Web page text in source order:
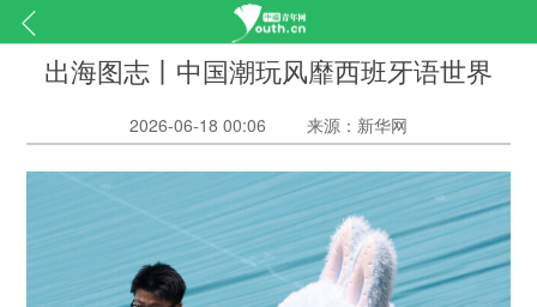
出海图志丨中国潮玩风靡西班牙语世界
2026-06-18 00:06 来源：新华网